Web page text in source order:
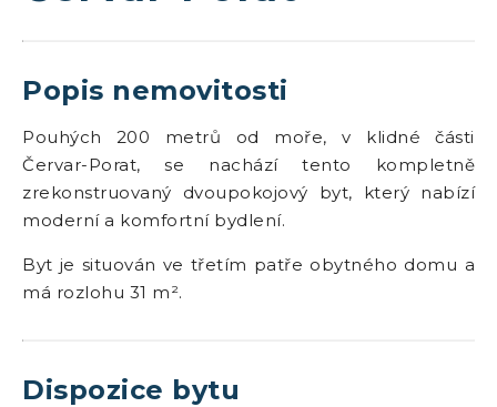
Popis nemovitosti
Pouhých 200 metrů od moře, v klidné části
Červar-Porat, se nachází tento kompletně
zrekonstruovaný dvoupokojový byt, který nabízí
moderní a komfortní bydlení.
Byt je situován ve třetím patře obytného domu a
má rozlohu 31 m².
Dispozice bytu